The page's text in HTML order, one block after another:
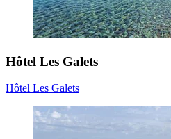
Hôtel Les Galets
Hôtel Les Galets